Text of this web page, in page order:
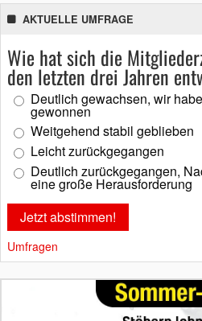
AKTUELLE UMFRAGE
Wie hat sich die
den letzten drei Jahren
Deutlich gewachsen, wir
gewonnen
Weitgehend stabil geblieben
Leicht zurückgegangen
Deutlich zurückgegangen,
eine große Herausforderung
Umfragen